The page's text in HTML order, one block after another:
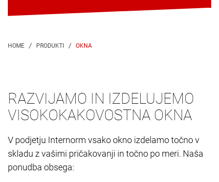
OKNA
RAZVIJAMO IN IZDELUJEMO
VISOKOKAKOVOSTNA OKNA
V podjetju Internorm vsako okno izdelamo točno v
skladu z vašimi pričakovanji in točno po meri. Naša
ponudba obsega: